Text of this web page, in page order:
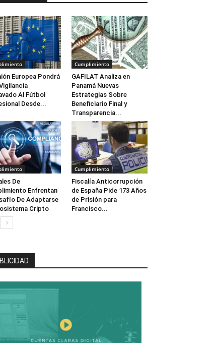
Europea Pondrá
Al Fútbol
Desde...
Cumplimiento
GAFILAT Analiza en
Panamá Nuevas
Estrategias Sobre
Beneficiario Final y
Transparencia...
De
Enfrentan
De Adaptarse
Cripto
Cumplimiento
Fiscalía Anticorrupción
de España Pide 173 Años
de Prisión para
Francisco...